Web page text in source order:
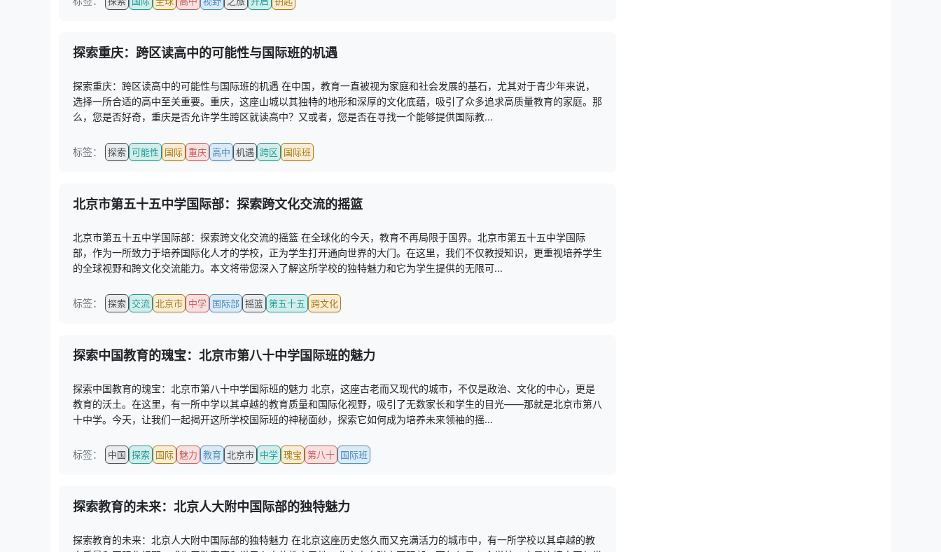
探索重庆：跨区读高中的可能性与国际班的机遇
探索重庆：跨区读高中的可能性与国际班的机遇 在中国，教育一直被视为家庭和社会发展的基石，尤其对于青少年来说，
选择一所合适的高中至关重要。重庆，这座山城以其独特的地形和深厚的文化底蕴，吸引了众多追求高质量教育的家庭。那
么，您是否好奇，重庆是否允许学生跨区就读高中？又或者，您是否在寻找一个能够提供国际教...
标签： 探索 可能性 国际 重庆 高中 机遇 跨区 国际班
北京市第五十五中学国际部：探索跨文化交流的摇篮
北京市第五十五中学国际部：探索跨文化交流的摇篮 在全球化的今天，教育不再局限于国界。北京市第五十五中学国际
部，作为一所致力于培养国际化人才的学校，正为学生打开通向世界的大门。在这里，我们不仅教授知识，更重视培养学生
的全球视野和跨文化交流能力。本文将带您深入了解这所学校的独特魅力和它为学生提供的无限可...
标签： 探索 交流 北京市 中学 国际部 摇篮 第五十五 跨文化
探索中国教育的瑰宝：北京市第八十中学国际班的魅力
探索中国教育的瑰宝：北京市第八十中学国际班的魅力 北京，这座古老而又现代的城市，不仅是政治、文化的中心，更是
教育的沃土。在这里，有一所中学以其卓越的教育质量和国际化视野，吸引了无数家长和学生的目光——那就是北京市第八
十中学。今天，让我们一起揭开这所学校国际班的神秘面纱，探索它如何成为培养未来领袖的摇...
标签： 中国 探索 国际 魅力 教育 北京市 中学 瑰宝 第八十 国际班
探索教育的未来：北京人大附中国际部的独特魅力
探索教育的未来：北京人大附中国际部的独特魅力 在北京这座历史悠久而又充满活力的城市中，有一所学校以其卓越的教